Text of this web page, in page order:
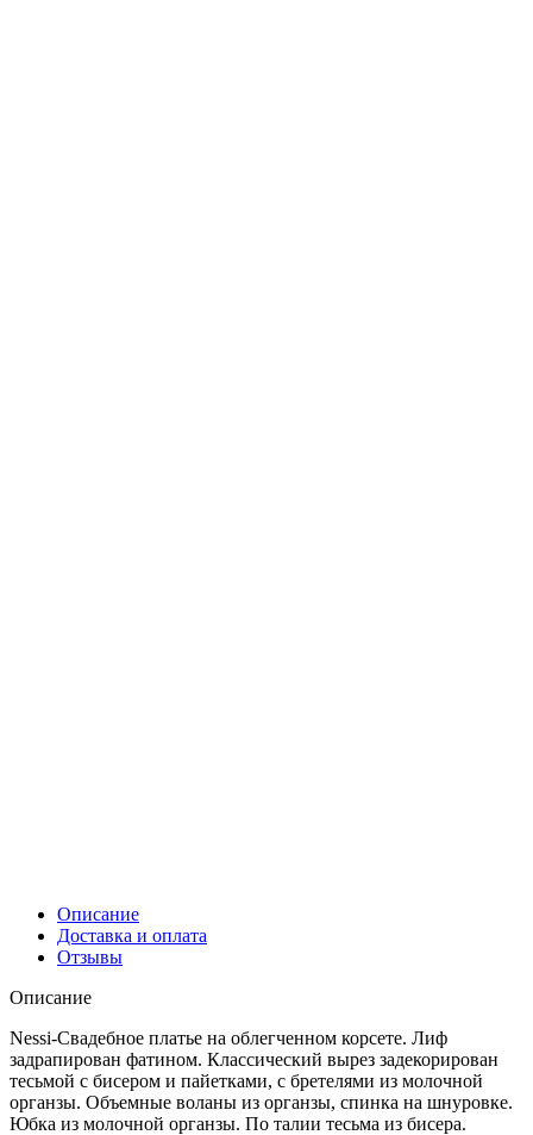
Описание
Доставка и оплата
Отзывы
Описание
Nessi-Свадебное платье на облегченном корсете. Лиф
задрапирован фатином. Классический вырез задекорирован
тесьмой с бисером и пайетками, с бретелями из молочной
органзы. Объемные воланы из органзы, спинка на шнуровке.
Юбка из молочной органзы. По талии тесьма из бисера.